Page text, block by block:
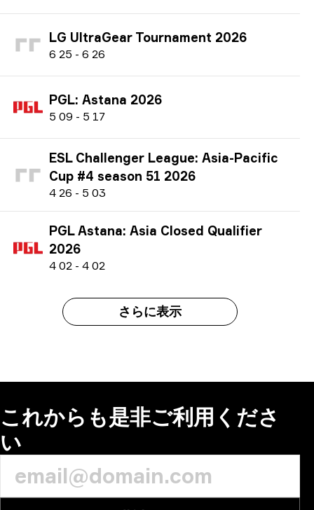
LG UltraGear Tournament 2026
6 25 - 6 26
PGL: Astana 2026
5 09 - 5 17
ESL Challenger League: Asia-Pacific
Cup #4 season 51 2026
4 26 - 5 03
PGL Astana: Asia Closed Qualifier
2026
4 02 - 4 02
さらに表示
これからも是非ご利用くださ
い